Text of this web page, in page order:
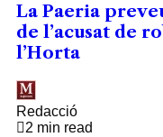
La Paeria
de l’acusat de
l’Horta
Redacció
2 min read